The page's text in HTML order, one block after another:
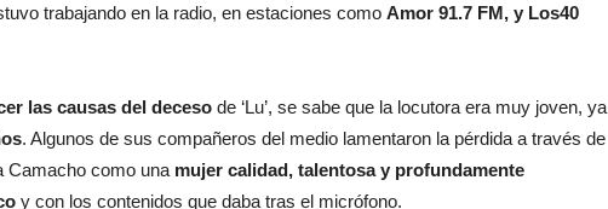
trabajando en la radio, en estaciones como Amor 91.7 FM, y Los40
las causas del deceso de ‘Lu’, se sabe que la locutora era muy joven, ya
. Algunos de sus compañeros del medio lamentaron la pérdida a través de
Camacho como una mujer calidad, talentosa y profundamente
y con los contenidos que daba tras el micrófono.